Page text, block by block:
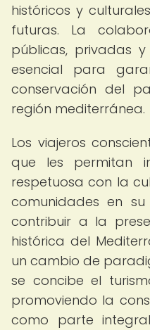
históricos y
futuras. La
públicas, privadas
esencial para
conservación del
región mediterránea.
Los viajeros
que les permitan
respetuosa con la
comunidades en
contribuir a la
histórica del
un cambio de
se concibe el
promoviendo la
como parte